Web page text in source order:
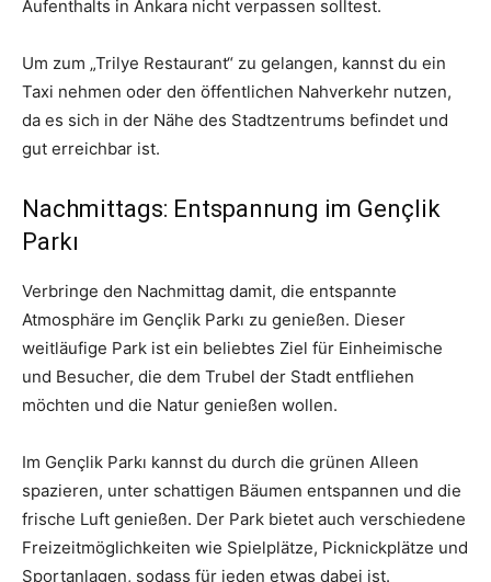
Aufenthalts in Ankara nicht verpassen solltest.
Um zum „Trilye Restaurant“ zu gelangen, kannst du ein
Taxi nehmen oder den öffentlichen Nahverkehr nutzen,
da es sich in der Nähe des Stadtzentrums befindet und
gut erreichbar ist.
Nachmittags: Entspannung im Gençlik
Parkı
Verbringe den Nachmittag damit, die entspannte
Atmosphäre im Gençlik Parkı zu genießen. Dieser
weitläufige Park ist ein beliebtes Ziel für Einheimische
und Besucher, die dem Trubel der Stadt entfliehen
möchten und die Natur genießen wollen.
Im Gençlik Parkı kannst du durch die grünen Alleen
spazieren, unter schattigen Bäumen entspannen und die
frische Luft genießen. Der Park bietet auch verschiedene
Freizeitmöglichkeiten wie Spielplätze, Picknickplätze und
Sportanlagen, sodass für jeden etwas dabei ist.